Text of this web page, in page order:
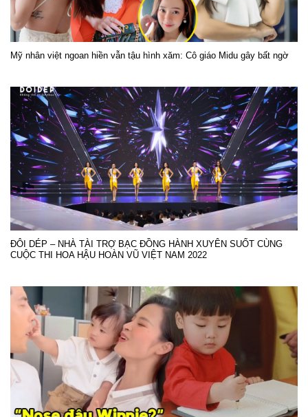
Mỹ nhân việt ngoan hiền vẫn tậu hình xăm: Cô giáo Midu gây bất ngờ
ĐÔI DÉP – NHÀ TÀI TRỢ BẠC ĐỒNG HÀNH XUYÊN SUỐT CÙNG
CUỘC THI HOA HẬU HOÀN VŨ VIỆT NAM 2022